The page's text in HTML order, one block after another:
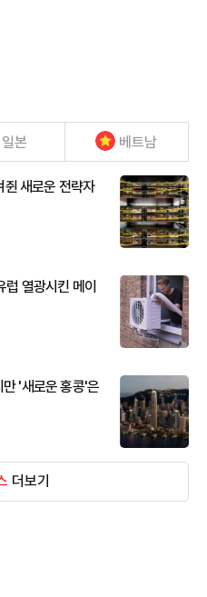
일본 베트남
새로운 전략자
열광시킨 메이
'새로운 홍콩'은
더보기